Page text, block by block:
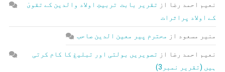
نعیم احمد رضا از تقریر بابت تربیتِ اولاد والدین کے تقویٰ
کے اولاد پراثرات
منیر مسعود از محترم پیر معین الدین صاحب
نعیم احمد رضا از تصویریں بولتی اور تبلیغ کا کام کرتی
ہیں (تقریر نمبر3)